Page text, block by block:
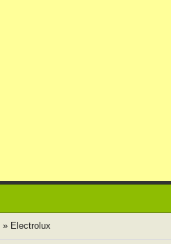
» Electrolux